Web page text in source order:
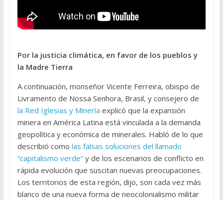
Por la justicia climática, en favor de los pueblos y
la Madre Tierra
A continuación, monseñor Vicente Ferreira, obispo de
Livramento de Nossa Senhora, Brasil, y consejero de
la Red Iglesias y Minería explicó que la expansión
minera en América Latina está vinculada a la demanda
geopolítica y económica de minerales. Habló de lo que
describió como las falsas soluciones del llamado
“capitalismo verde”y de los escenarios de conflicto en
rápida evolución que suscitan nuevas preocupaciones.
Los territorios de esta región, dijo, son cada vez más
blanco de una nueva forma de neocolonialismo militar